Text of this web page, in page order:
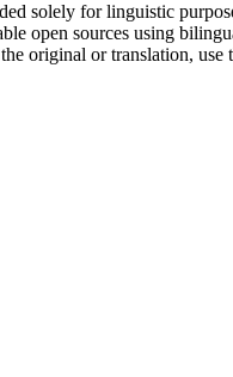
solely for linguistic
open sources using
original or translation,